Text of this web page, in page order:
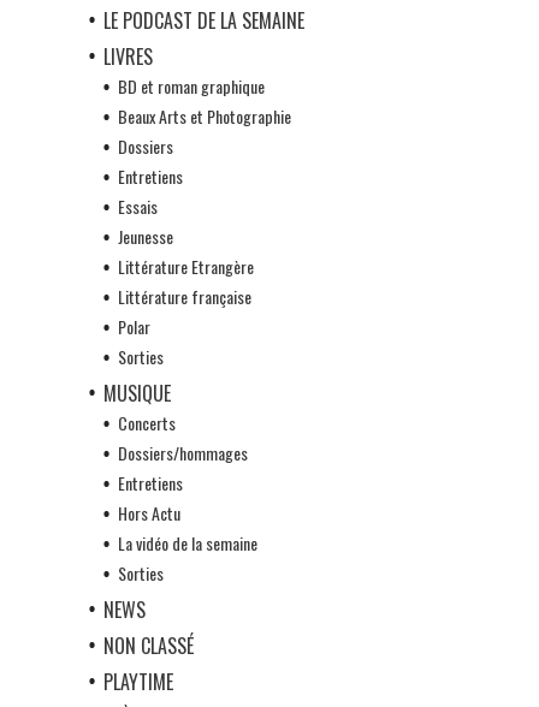
LE PODCAST DE LA SEMAINE
LIVRES
BD et roman graphique
Beaux Arts et Photographie
Dossiers
Entretiens
Essais
Jeunesse
Littérature Etrangère
Littérature française
Polar
Sorties
MUSIQUE
Concerts
Dossiers/hommages
Entretiens
Hors Actu
La vidéo de la semaine
Sorties
NEWS
NON CLASSÉ
PLAYTIME